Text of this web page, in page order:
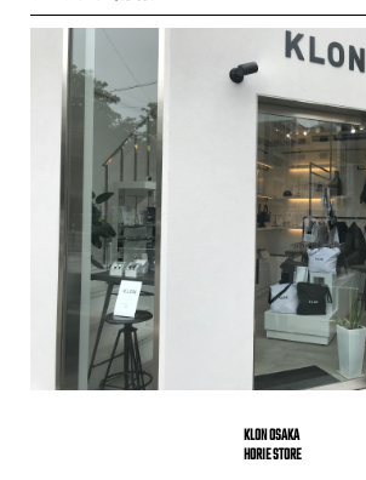
KLON OSAKA
HORIE STORE